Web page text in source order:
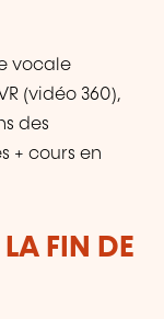
vocale
(vidéo 360),
des
+ cours en
FIN DE